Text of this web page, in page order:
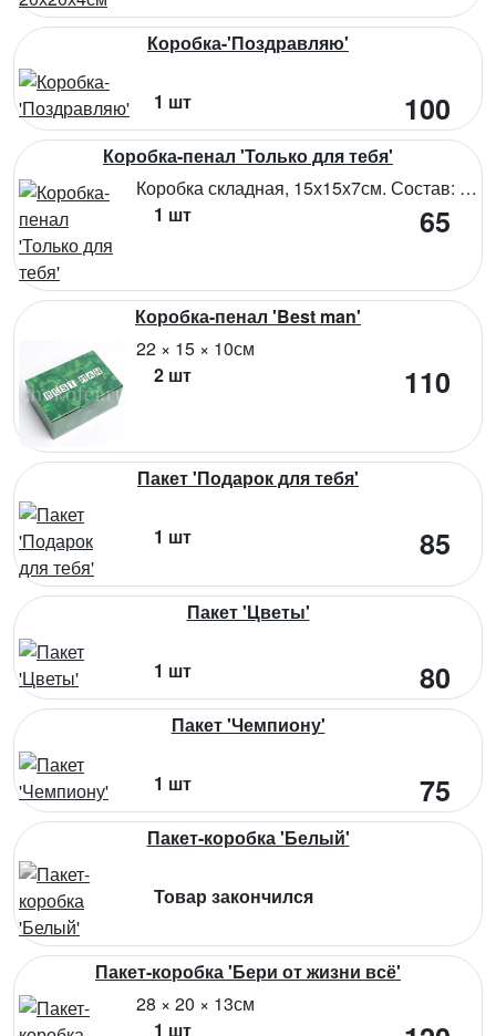
Коробка-'Поздравляю'
1 шт 100
Коробка-пенал 'Только для тебя'
Коробка складная, 15х15х7см. Состав: микрогофрокартон
1 шт
65
Коробка-пенал 'Best man'
22 × 15 × 10см
2 шт
110
Пакет 'Подарок для тебя'
1 шт 85
Пакет 'Цветы'
1 шт 80
Пакет 'Чемпиону'
1 шт 75
Пакет-коробка 'Белый'
Товар закончился
Пакет-коробка 'Бери от жизни всё'
28 × 20 × 13см
1 шт